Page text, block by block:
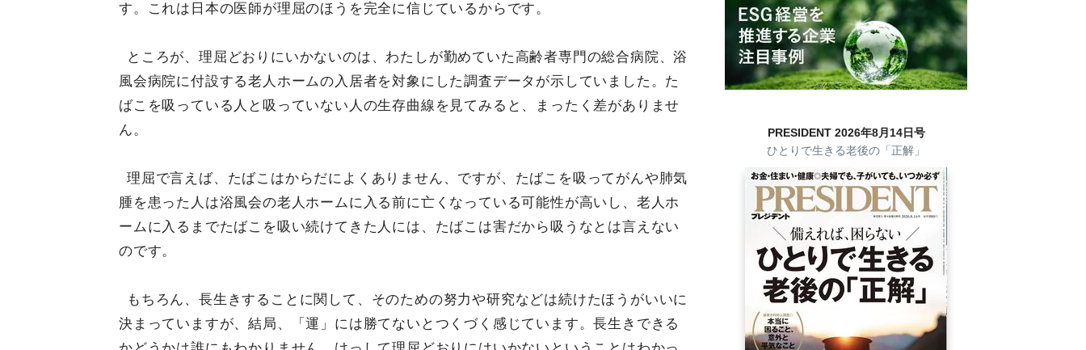
す。これは日本の医師が理屈のほうを完全に信じているからです。
ところが、理屈どおりにいかないのは、わたしが勤めていた高齢者専門の総合病院、浴
風会病院に付設する老人ホームの入居者を対象にした調査データが示していました。た
ばこを吸っている人と吸っていない人の生存曲線を見てみると、まったく差がありませ
ん。
理屈で言えば、たばこはからだによくありません、ですが、たばこを吸ってがんや肺気
腫を患った人は浴風会の老人ホームに入る前に亡くなっている可能性が高いし、老人ホ
ームに入るまでたばこを吸い続けてきた人には、たばこは害だから吸うなとは言えない
のです。
もちろん、長生きすることに関して、そのための努力や研究などは続けたほうがいいに
決まっていますが、結局、「運」には勝てないとつくづく感じています。長生きできる
PRESIDENT 2026年8月14日号
ひとりで生きる老後の「正解」